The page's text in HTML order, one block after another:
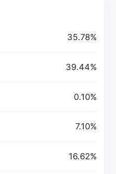
35.78%
39.44%
0.10%
7.10%
16.62%